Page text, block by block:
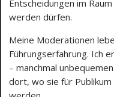
Entscheidungen im
werden dürfen.
Meine Moderationen
Führungserfahrung. Ich
– manchmal
dort, wo sie für